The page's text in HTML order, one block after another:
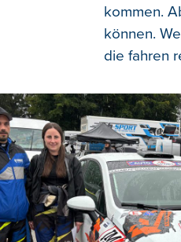
kommen.
können.
die fahren